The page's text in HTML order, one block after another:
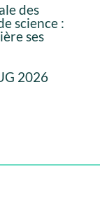
des
science :
ses
2026